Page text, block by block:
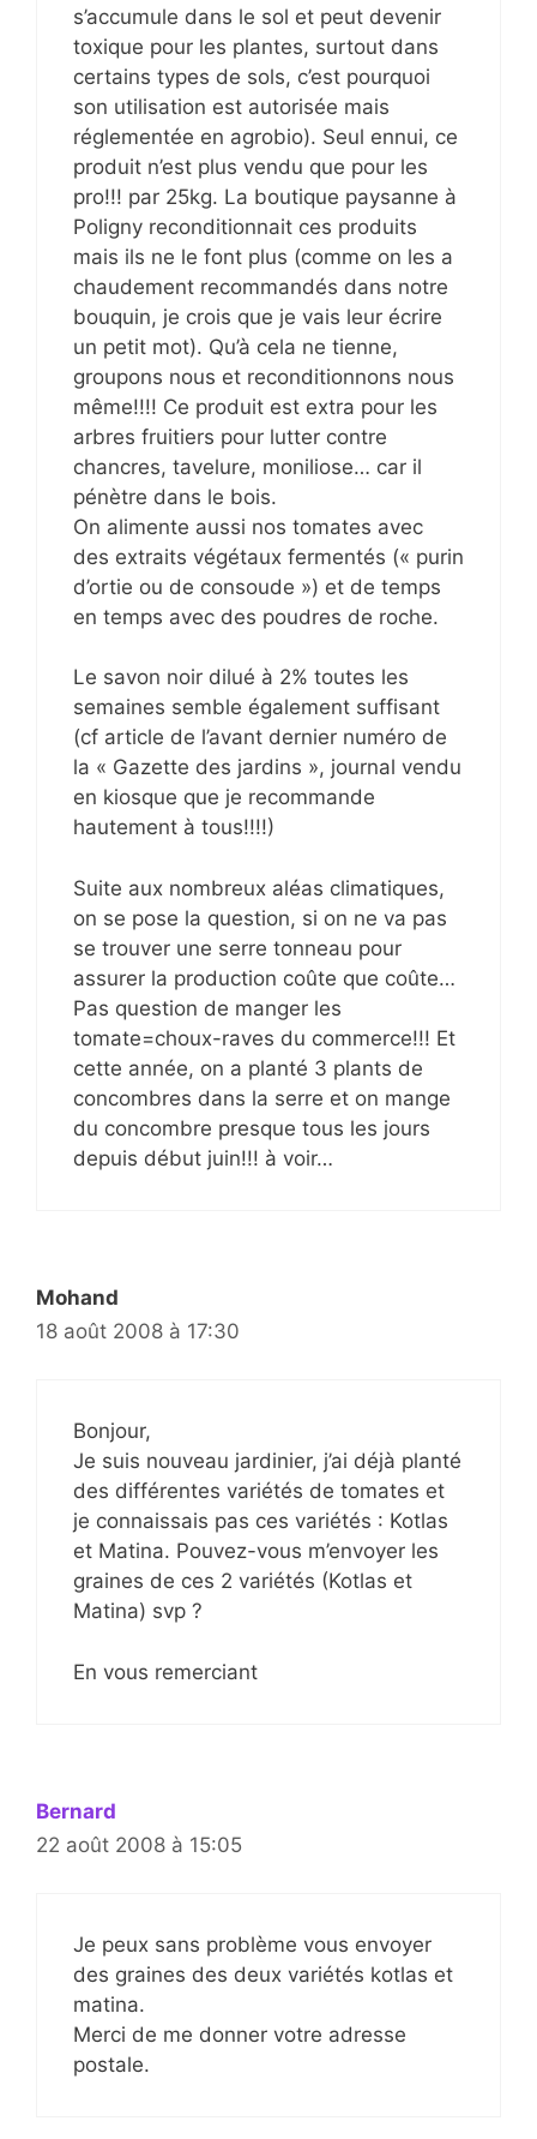
s’accumule dans le sol et peut devenir
toxique pour les plantes, surtout dans
certains types de sols, c’est pourquoi
son utilisation est autorisée mais
réglementée en agrobio). Seul ennui, ce
produit n’est plus vendu que pour les
pro!!! par 25kg. La boutique paysanne à
Poligny reconditionnait ces produits
mais ils ne le font plus (comme on les a
chaudement recommandés dans notre
bouquin, je crois que je vais leur écrire
un petit mot). Qu’à cela ne tienne,
groupons nous et reconditionnons nous
même!!!! Ce produit est extra pour les
arbres fruitiers pour lutter contre
chancres, tavelure, moniliose… car il
pénètre dans le bois.
On alimente aussi nos tomates avec
des extraits végétaux fermentés (« purin
d’ortie ou de consoude ») et de temps
en temps avec des poudres de roche.
Le savon noir dilué à 2% toutes les
semaines semble également suffisant
(cf article de l’avant dernier numéro de
la « Gazette des jardins », journal vendu
en kiosque que je recommande
hautement à tous!!!!)
Suite aux nombreux aléas climatiques,
on se pose la question, si on ne va pas
se trouver une serre tonneau pour
assurer la production coûte que coûte…
Pas question de manger les
tomate=choux-raves du commerce!!! Et
cette année, on a planté 3 plants de
concombres dans la serre et on mange
du concombre presque tous les jours
depuis début juin!!! à voir…
Mohand
18 août 2008 à 17:30
Bonjour,
Je suis nouveau jardinier, j’ai déjà planté
des différentes variétés de tomates et
je connaissais pas ces variétés : Kotlas
et Matina. Pouvez-vous m’envoyer les
graines de ces 2 variétés (Kotlas et
Matina) svp ?
En vous remerciant
Bernard
22 août 2008 à 15:05
Je peux sans problème vous envoyer
des graines des deux variétés kotlas et
matina.
Merci de me donner votre adresse
postale.